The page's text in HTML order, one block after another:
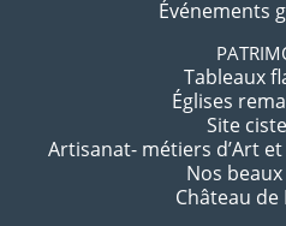
Événements
Tableaux
Églises
Site
Artisanat- métiers d’Art
Nos
Château